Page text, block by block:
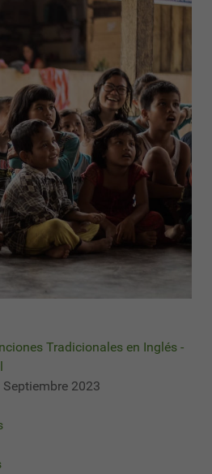
Tradicionales en Inglés -
2023